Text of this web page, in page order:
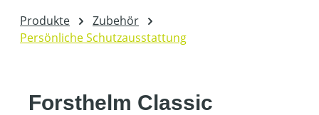
Produkte
Zubehör
Persönliche Schutzausstattung
Forsthelm Classic